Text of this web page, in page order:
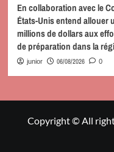
En collaboration avec le
États-Unis entend allouer
millions de dollars aux
de préparation dans la
junior 06/08/2026 0
Copyright © All